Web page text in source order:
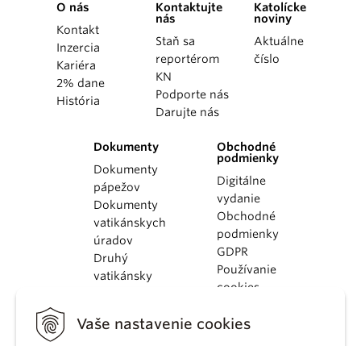
Vaše nastavenie cookies
O nás
Kontakt
Inzercia
Kariéra
2% dane
História
Kontaktujte
nás
Staň sa
reportérom
KN
Podporte nás
Darujte nás
Katolícke
noviny
Aktuálne
číslo
Dokumenty
Dokumenty
pápežov
Dokumenty
vatikánskych
úradov
Druhý
vatikánsky
KBS
Obchodné
podmienky
Digitálne
vydanie
Obchodné
podmienky
GDPR
Používanie
cookies